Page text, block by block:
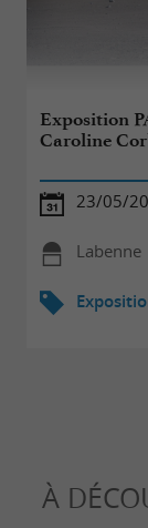
Exposition
Caroline
23/05/
Labenne
À